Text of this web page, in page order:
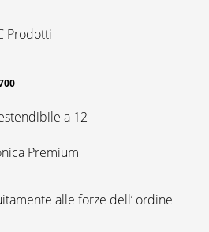
Prodotti
a 12
Premium
alle forze dell’ ordine